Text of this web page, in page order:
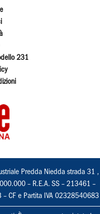
231
Predda Niedda strada 31 ,
– R.E.A. SS – 213461 –
– CF e Partita IVA 02328540683